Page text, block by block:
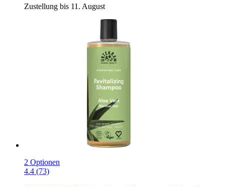
Zustellung bis 11. August
2 Optionen
4.4 (73)